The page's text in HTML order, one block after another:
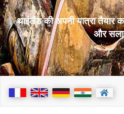
थाईलैंड की अपनी यात्रा तैयार
और